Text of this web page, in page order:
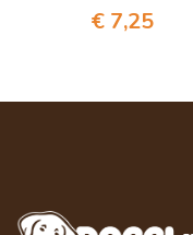
€ 7,25